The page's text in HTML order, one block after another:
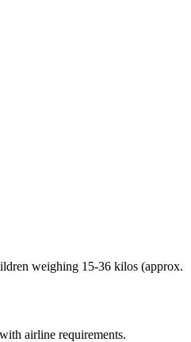
weighing 15-36 kilos (approx.
airline requirements.